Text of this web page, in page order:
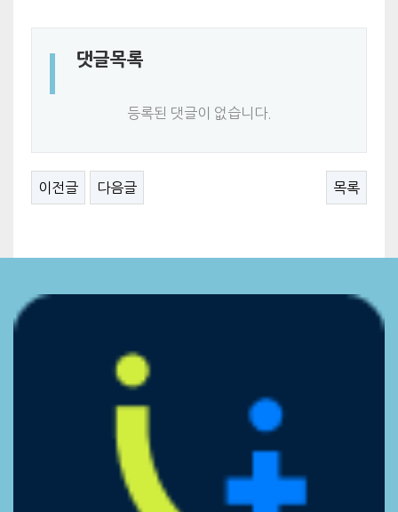
댓글목록
등록된 댓글이 없습니다.
이전글 다음글 목록